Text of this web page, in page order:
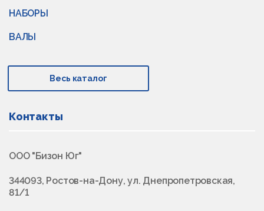
НАБОРЫ
ВАЛЫ
Весь каталог
Контакты
ООО "Бизон Юг"
344093, Ростов-на-Дону, ул. Днепропетровская,
81/1